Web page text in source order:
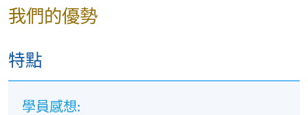
通知，學員須按時到指定地點上課。
開課前約一星期，學員會收到一封電子郵件，其中
程，除非對公告的細節有所更改。
若因報讀人數不足而取消課程，本院將安排退款；
我們的優勢
特點
學員感想: